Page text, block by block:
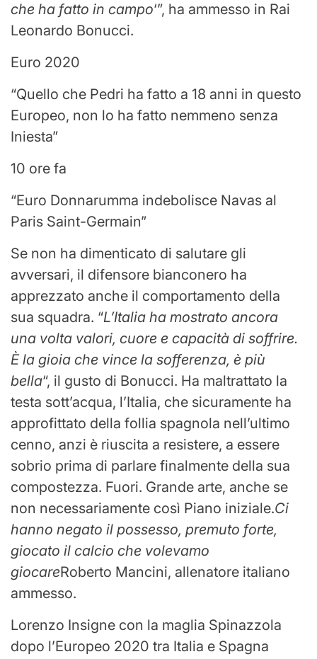
che ha fatto in campo‘”, ha ammesso in Rai
Leonardo Bonucci.
Euro 2020
“Quello che Pedri ha fatto a 18 anni in questo
Europeo, non lo ha fatto nemmeno senza
Iniesta”
10 ore fa
“Euro Donnarumma indebolisce Navas al
Paris Saint-Germain”
Se non ha dimenticato di salutare gli
avversari, il difensore bianconero ha
apprezzato anche il comportamento della
sua squadra. “L’Italia ha mostrato ancora
una volta valori, cuore e capacità di soffrire.
È la gioia che vince la sofferenza, è più
bella“, il gusto di Bonucci. Ha maltrattato la
testa sott’acqua, l’Italia, che sicuramente ha
approfittato della follia spagnola nell’ultimo
cenno, anzi è riuscita a resistere, a essere
sobrio prima di parlare finalmente della sua
compostezza. Fuori. Grande arte, anche se
non necessariamente così Piano iniziale.Ci
hanno negato il possesso, premuto forte,
giocato il calcio che volevamo
giocareRoberto Mancini, allenatore italiano
ammesso.
Lorenzo Insigne con la maglia Spinazzola
dopo l’Europeo 2020 tra Italia e Spagna